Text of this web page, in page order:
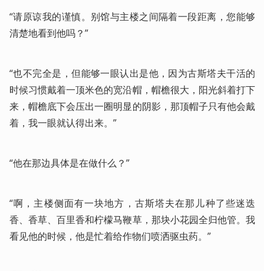
“请原谅我的谨慎。别馆与主楼之间隔着一段距离，您能够
清楚地看到他吗？”
“也不完全是，但能够一眼认出是他，因为古斯塔夫干活的
时候习惯戴着一顶米色的宽沿帽，帽檐很大，阳光斜着打下
来，帽檐底下会压出一圈明显的阴影，那顶帽子只有他会戴
着，我一眼就认得出来。”
“他在那边具体是在做什么？”
“啊，主楼侧面有一块地方，古斯塔夫在那儿种了些迷迭
香、香草、百里香和柠檬马鞭草，那块小花园全归他管。我
看见他的时候，他是忙着给作物们喷洒驱虫药。”